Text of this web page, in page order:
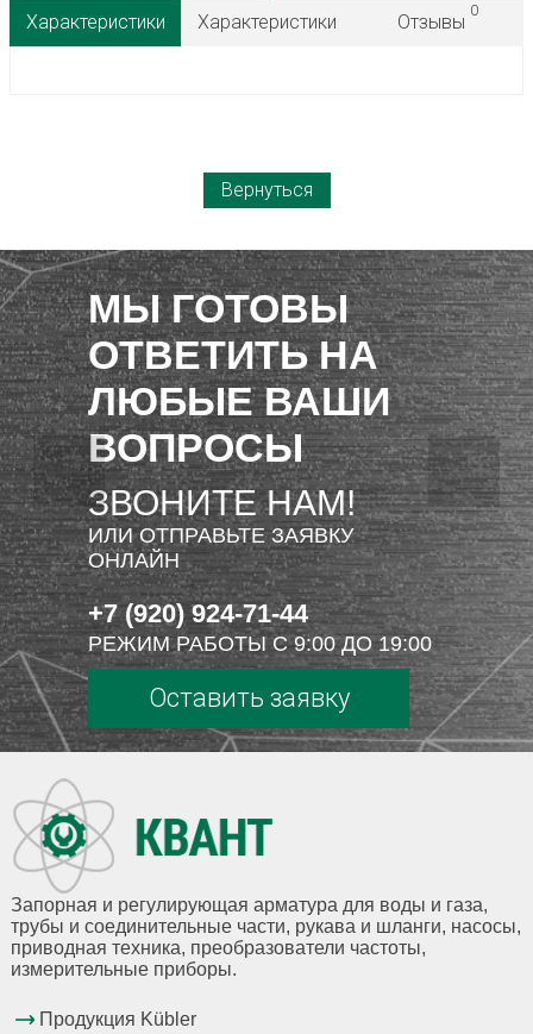
Характеристики Характеристики Отзывы
0
Вернуться
МЫ ГОТОВЫ
ОТВЕТИТЬ НА
ЛЮБЫЕ ВАШИ
ВОПРОСЫ
ЗВОНИТЕ НАМ!
ИЛИ ОТПРАВЬТЕ ЗАЯВКУ
ОНЛАЙН
+7 (920) 924-71-44
РЕЖИМ РАБОТЫ С 9:00 ДО 19:00
Оставить заявку
Запорная и регулирующая арматура для воды и газа,
трубы и соединительные части, рукава и шланги, насосы,
приводная техника, преобразователи частоты,
измерительные приборы.
Продукция Kübler